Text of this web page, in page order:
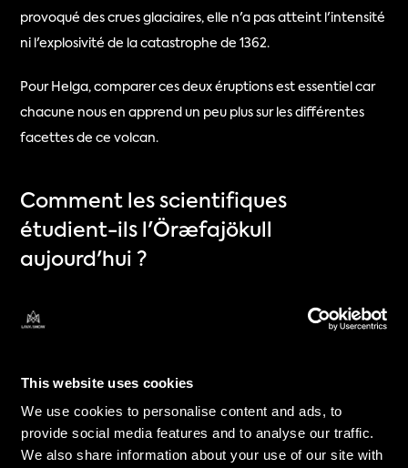
This website uses cookies
We use cookies to personalise content and ads, to
provide social media features and to analyse our traffic.
We also share information about your use of our site with
provoqué des crues glaciaires, elle n'a pas atteint l'intensité
ni l'explosivité de la catastrophe de 1362.
Pour Helga, comparer ces deux éruptions est essentiel car
chacune nous en apprend un peu plus sur les différentes
facettes de ce volcan.
Comment les scientifiques
étudient-ils l'Öræfajökull
aujourd'hui ?
profondément !
Elle est spécialisée en pétrologie expérimentale, ce qui
profondeurs d'un volcan en laboratoire. À l'aide de
minuscules capsules d'or, elle fait fondre des roches